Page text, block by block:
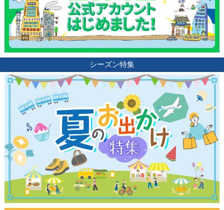
シーズン特集
観光ガイド
ランキング
ブログ記事
サイトについて